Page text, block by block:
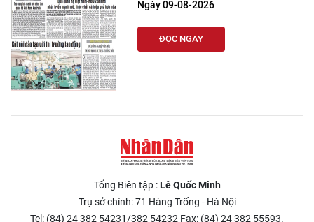
Ngày 09-08-2026
ĐỌC NGAY
Tổng Biên tập :Lê Quốc Minh
Trụ sở chính: 71 Hàng Trống - Hà Nội
Tel: (84) 24 382 54231/382 54232 Fax: (84) 24 382 55593.